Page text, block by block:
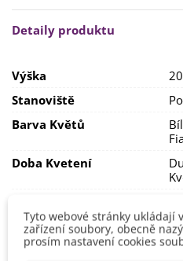
Půda by měla býtpropustná a
bude vyhovovat slunečné či
jednom záhonkuvydrží i 10 let
POZOR: Celá rostlina je
Detaily produktu
Výška
Stanoviště
Barva Květů
Doba Kvetení
Tyto webové stránky ukládají
zařízení soubory, obecně
prosím nastavení cookies